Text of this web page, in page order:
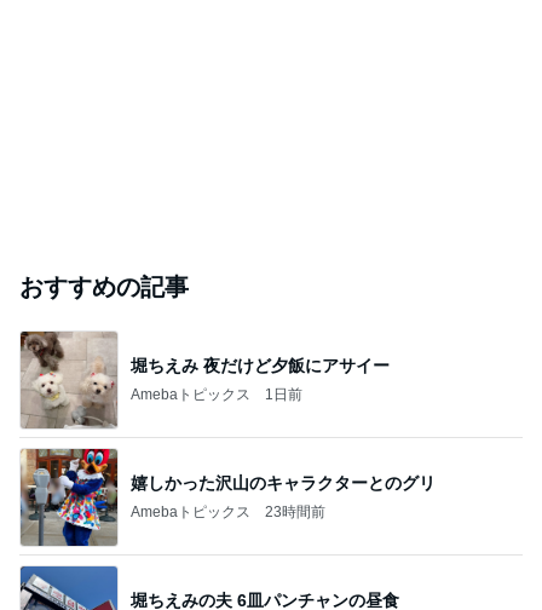
おすすめの記事
堀ちえみ 夜だけど夕飯にアサイー
Amebaトピックス 1日前
嬉しかった沢山のキャラクターとのグリ
Amebaトピックス 23時間前
堀ちえみの夫 6皿パンチャンの昼食